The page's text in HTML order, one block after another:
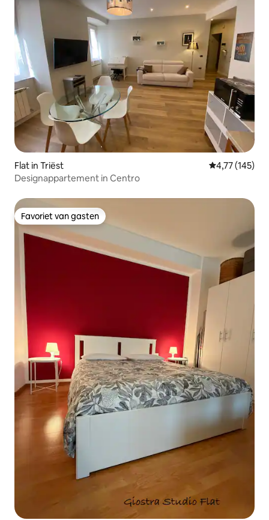
Flat in Triëst Gemiddelde
4,77 (145)
Designappartement in Centro
Favoriet van gasten
Favoriet van gasten